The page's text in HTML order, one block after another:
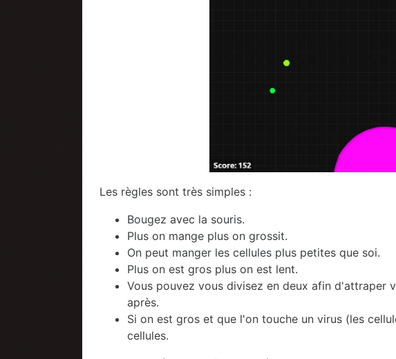
Les règles sont très simples :
Bougez avec la souris.
Plus on mange plus on grossit.
On peut manger les cellules plus petites que soi.
Plus on est gros plus on est lent.
Vous pouvez vous divisez en deux afin d'attraper
après.
Si on est gros et que l'on touche un virus (les
cellules.